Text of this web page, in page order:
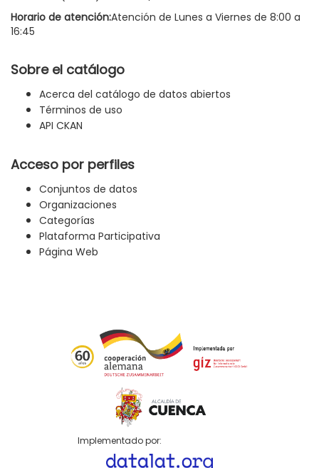
Horario de atención:Atención de Lunes a Viernes de 8:00 a
16:45
Sobre el catálogo
Acerca del catálogo de datos abiertos
Términos de uso
API CKAN
Acceso por perfiles
Conjuntos de datos
Organizaciones
Categorías
Plataforma Participativa
Página Web
Implementado por: